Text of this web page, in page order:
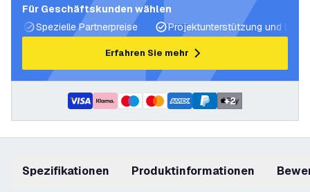
Für Geschäftskunden wählen
Spezielle Partnerpreise
Projektunterstützung und
Erfahren Sie mehr
+2
Spezifikationen Produktinformationen